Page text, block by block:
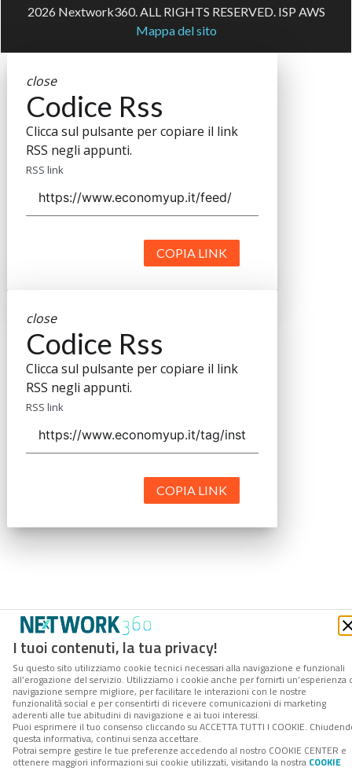
I tuoi contenuti, la tua privacy!
Su questo sito utilizziamo cookie tecnici necessari alla navigazione e funzionali
all’erogazione del servizio. Utilizziamo i cookie anche per fornirti un’esperienza
navigazione sempre migliore, per facilitare le interazioni con le nostre
funzionalità social e per consentirti di ricevere comunicazioni di marketing
aderenti alle tue abitudini di navigazione e ai tuoi interessi.
Puoi esprimere il tuo consenso cliccando su ACCETTA TUTTI I COOKIE.
questa informativa, continui senza accettare.
Potrai sempre gestire le tue preferenze accedendo al nostro COOKIE CENTER e
ottenere maggiori informazioni sui cookie utilizzati, visitando la nostra COOKIE
2026 Nextwork360. ALL RIGHTS RESERVED. ISP AWS
Mappa del sito
close
Codice Rss
Clicca sul pulsante per copiare il link
RSS negli appunti.
RSS link
COPIA LINK
close
Codice Rss
Clicca sul pulsante per copiare il link
RSS negli appunti.
RSS link
COPIA LINK